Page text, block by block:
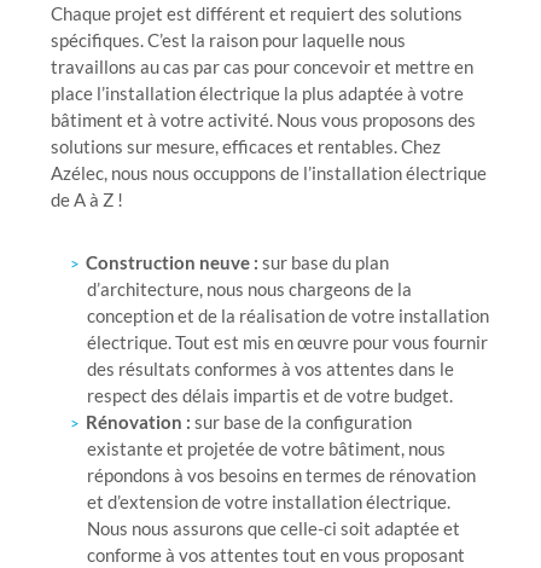
Chaque projet est différent et requiert des solutions
spécifiques. C’est la raison pour laquelle nous
travaillons au cas par cas pour concevoir et mettre en
place l’installation électrique la plus adaptée à votre
bâtiment et à votre activité. Nous vous proposons des
solutions sur mesure, efficaces et rentables. Chez
Azélec, nous nous occuppons de l’installation électrique
de A à Z !
Construction neuve : sur base du plan
d’architecture, nous nous chargeons de la
conception et de la réalisation de votre installation
électrique. Tout est mis en œuvre pour vous fournir
des résultats conformes à vos attentes dans le
respect des délais impartis et de votre budget.
Rénovation : sur base de la configuration
existante et projetée de votre bâtiment, nous
répondons à vos besoins en termes de rénovation
et d’extension de votre installation électrique.
Nous nous assurons que celle-ci soit adaptée et
conforme à vos attentes tout en vous proposant